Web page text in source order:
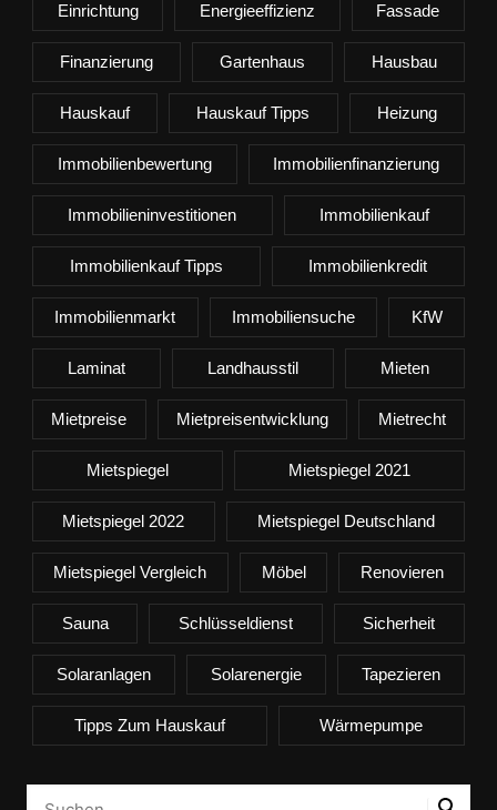
Einrichtung Energieeffizienz Fassade
Finanzierung Gartenhaus Hausbau
Hauskauf Hauskauf Tipps Heizung
Immobilienbewertung Immobilienfinanzierung
Immobilieninvestitionen Immobilienkauf
Immobilienkauf Tipps Immobilienkredit
Immobilienmarkt Immobiliensuche KfW
Laminat Landhausstil Mieten
Mietpreise Mietpreisentwicklung Mietrecht
Mietspiegel Mietspiegel 2021
Mietspiegel 2022 Mietspiegel Deutschland
Mietspiegel Vergleich Möbel Renovieren
Sauna Schlüsseldienst Sicherheit
Solaranlagen Solarenergie Tapezieren
Tipps Zum Hauskauf Wärmepumpe